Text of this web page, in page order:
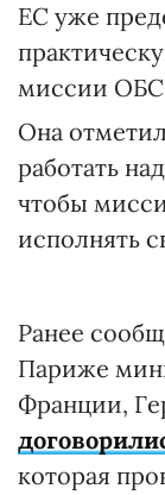
ЕС уже
миссии
Она
работать
чтобы
исполнять
Ранее
Париже
Франции,
которая